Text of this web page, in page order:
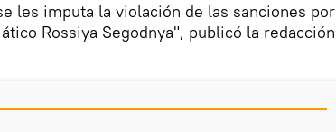
les imputa la violación de las sanciones por
Rossiya Segodnya", publicó la redacción